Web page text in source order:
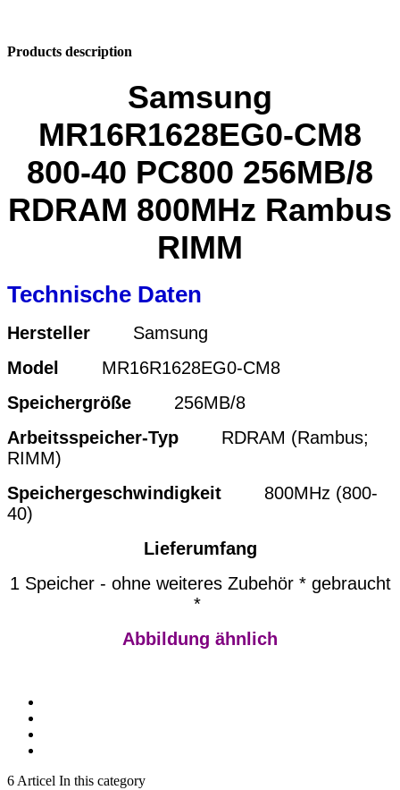
Products description
Samsung
MR16R1628EG0-CM8
800-40 PC800 256MB/8
RDRAM 800MHz Rambus
RIMM
Technische Daten
Hersteller
Samsung
Model
MR16R1628EG0-CM8
Speichergröße 256MB/8
Arbeitsspeicher-Typ
RDRAM (Rambus;
RIMM)
Speichergeschwindigkeit
800MHz (800-
40)
Lieferumfang
1 Speicher - ohne weiteres Zubehör * gebraucht
*
Abbildung ähnlich
6 Articel In this category